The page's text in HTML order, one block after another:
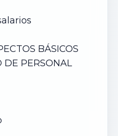
BÁSICOS
DE PERSONAL